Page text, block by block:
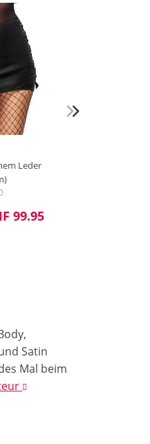
Leder
99.95
Satin
Mal beim